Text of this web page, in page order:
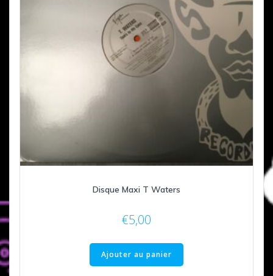
Disque Maxi T Waters
€5,00
Ajouter au panier